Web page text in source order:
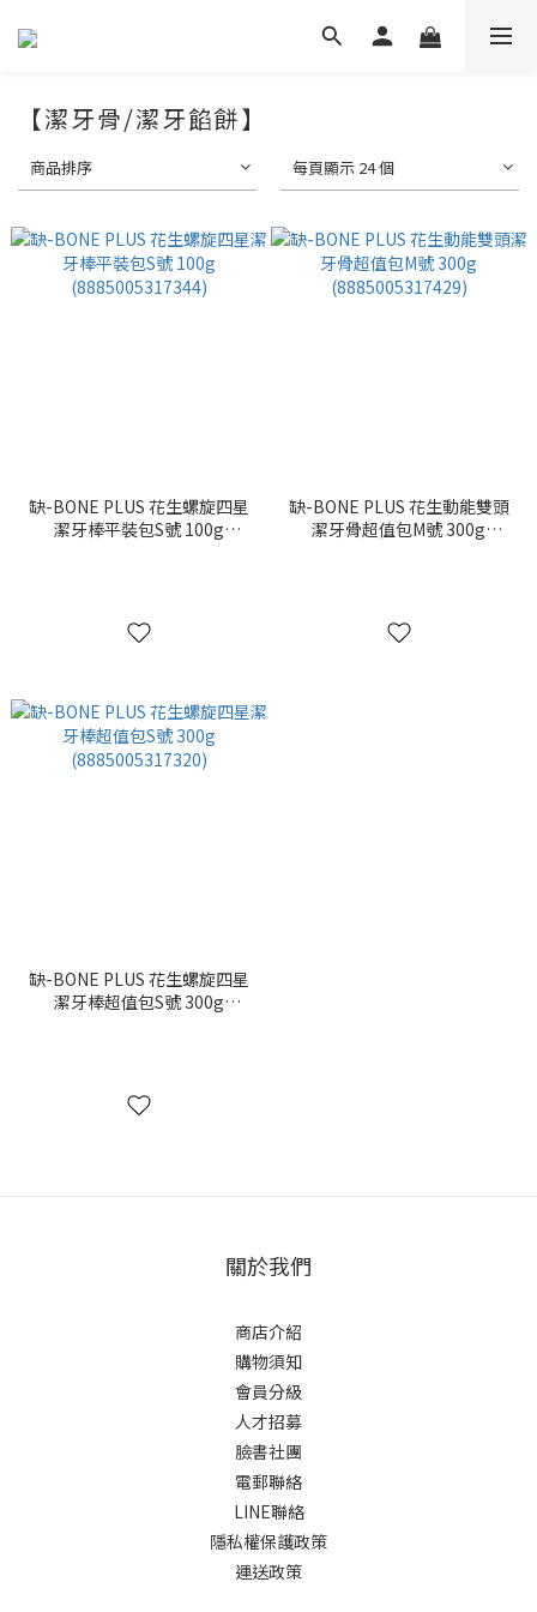
【潔牙骨/潔牙餡餅】
商品排序 每頁顯示 24 個
缺-BONE PLUS 花生螺旋四星
潔牙棒平裝包S號 100g
缺-BONE PLUS 花生動能雙頭
潔牙骨超值包M號 300g
缺-BONE PLUS 花生螺旋四星
潔牙棒超值包S號 300g
關於我們
商店介紹
購物須知
會員分級
人才招募
臉書社團
電郵聯絡
LINE聯絡
隱私權保護政策
運送政策